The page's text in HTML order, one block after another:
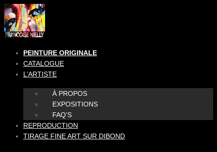
Aller
au
contenu
PEINTURE ORIGINALE
CATALOGUE
L’ARTISTE
À PROPOS
EXPOSITIONS
FAQ’S
REPRODUCTION
TIRAGE FINE ART SUR DIBOND